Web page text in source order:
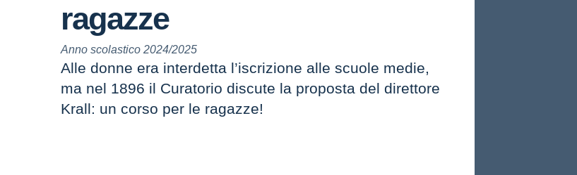
ragazze
Anno scolastico 2024/2025
Alle donne era interdetta l’iscrizione alle scuole medie,
ma nel 1896 il Curatorio discute la proposta del direttore
Krall: un corso per le ragazze!